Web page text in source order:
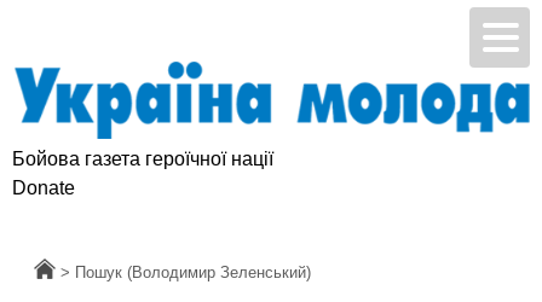
Бойова газета героїчної нації
Підтримай УМ
Головна
> Пошук (Володимир Зеленський)